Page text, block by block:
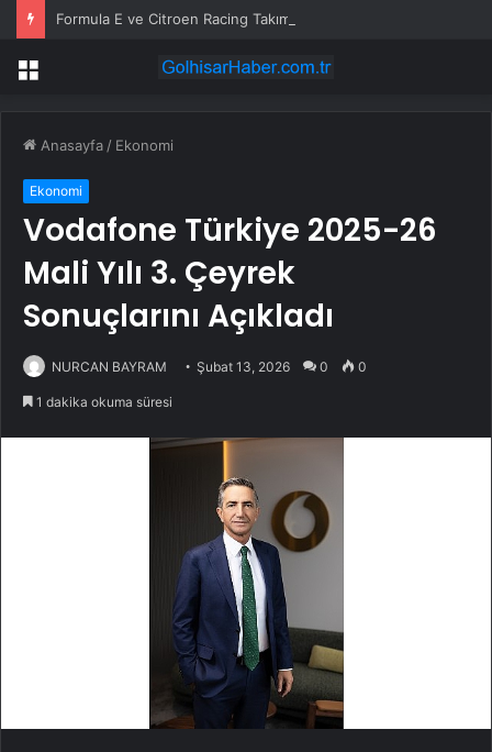
Menü
Anasayfa / Ekonomi
Ekonomi
Vodafone Türkiye 2025-26
Mali Yılı 3. Çeyrek
Sonuçlarını Açıkladı
NURCAN BAYRAM Şubat 13, 2026 0 0
1 dakika okuma süresi